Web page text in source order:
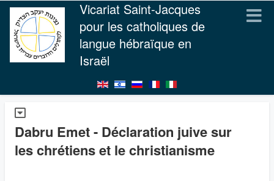
Vicariat Saint-Jacques
pour les catholiques de
langue hébraïque en
Israël
Dabru Emet - Déclaration juive sur
les chrétiens et le christianisme